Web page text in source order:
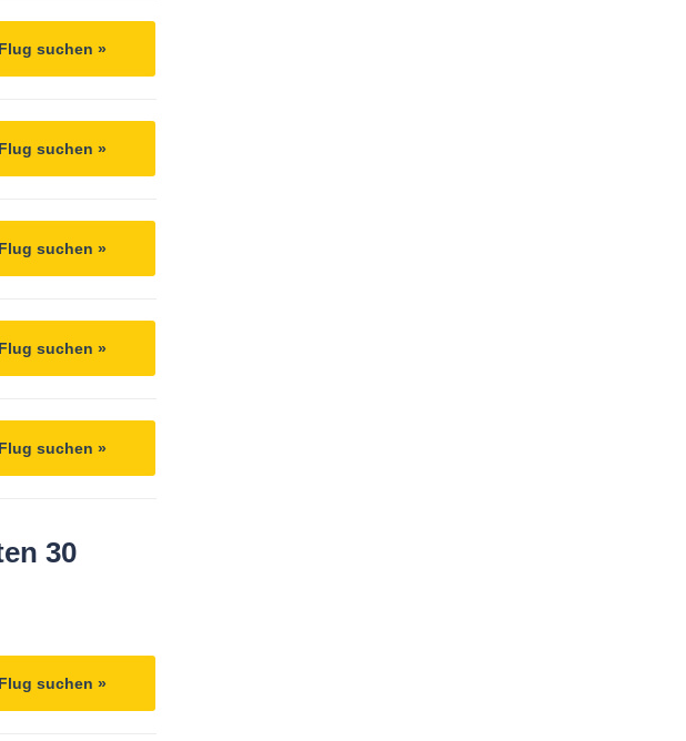
Flug suchen »
Flug suchen »
Flug suchen »
Flug suchen »
Flug suchen »
30
Flug suchen »